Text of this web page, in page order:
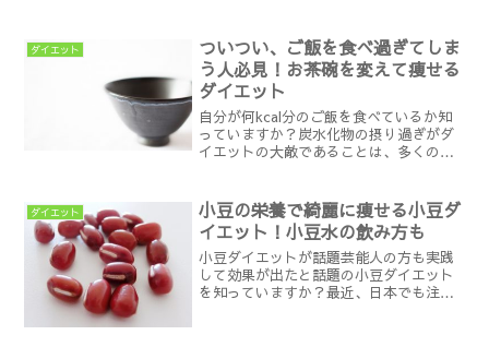
さまざまなものがあります。太ももが太
くなる原因は主に、以下の...
ダイエット
ついつい、ご飯を食べ過ぎてしま
う人必見！お茶碗を変えて痩せる
ダイエット
自分が何kcal分のご飯を食べているか知
っていますか？炭水化物の摂り過ぎがダ
イエットの大敵であることは、多くの人
リーがどのくらいか、正確に把握してダ
イエットをしている人...
ダイエット
小豆の栄養で綺麗に痩せる小豆ダ
イエット！小豆水の飲み方も
小豆ダイエットが話題芸能人の方も実践
して効果が出たと話題の小豆ダイエット
を知っていますか？最近、日本でも注目